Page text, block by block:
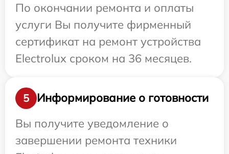
По окончании ремонта и оплаты
услуги Вы получите фирменный
сертификат на ремонт устройства
Electrolux сроком на 36 месяцев.
5
Информирование о готовности
Вы получите уведомление о
завершении ремонта техники